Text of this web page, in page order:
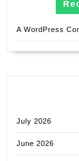
A WordPress
July 2026
June 2026